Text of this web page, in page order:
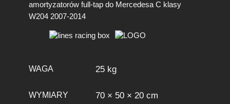
amortyzatorów full-tap do Mercedesa C klasy
W204 2007-2014
WAGA 25 kg
WYMIARY 70 × 50 × 20 cm